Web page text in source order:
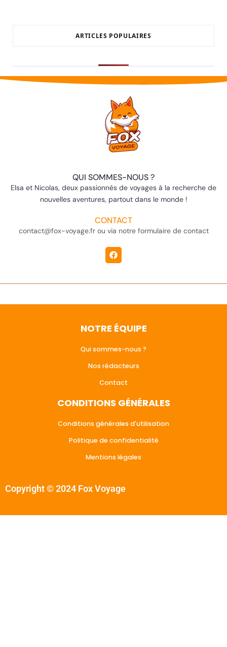
ARTICLES POPULAIRES
QUI SOMMES-NOUS ?
Elsa et Nicolas, deux passionnés de voyages à la recherche de
nouvelles aventures, partout dans le monde !
CONTACT
contact@fox-voyage.fr ou via notre formulaire de contact
NOTRE ÉQUIPE
Qui sommes-nous ?
Nos rédacteurs
Contact
CONDITIONS GÉNÉRALES
Conditions générales d'utilisation
Politique de confidentialité
Mentions légales
Copyright © 2024 Fox Voyage